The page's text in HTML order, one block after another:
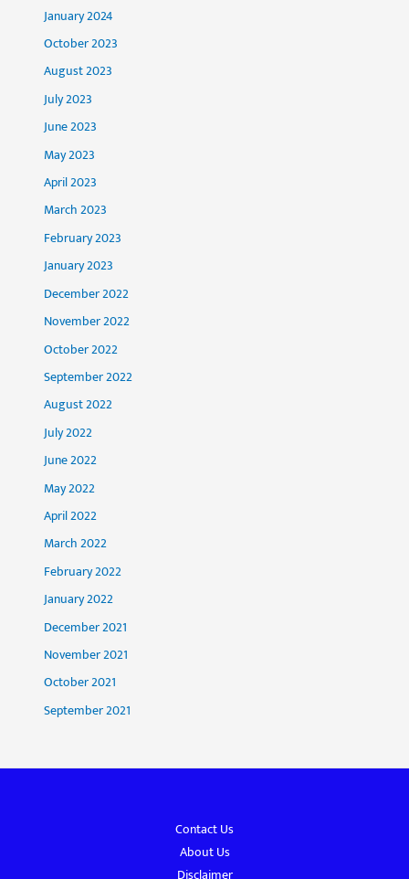
January 2024
October 2023
August 2023
July 2023
June 2023
May 2023
April 2023
March 2023
February 2023
January 2023
December 2022
November 2022
October 2022
September 2022
August 2022
July 2022
June 2022
May 2022
April 2022
March 2022
February 2022
January 2022
December 2021
November 2021
October 2021
September 2021
Contact Us
About Us